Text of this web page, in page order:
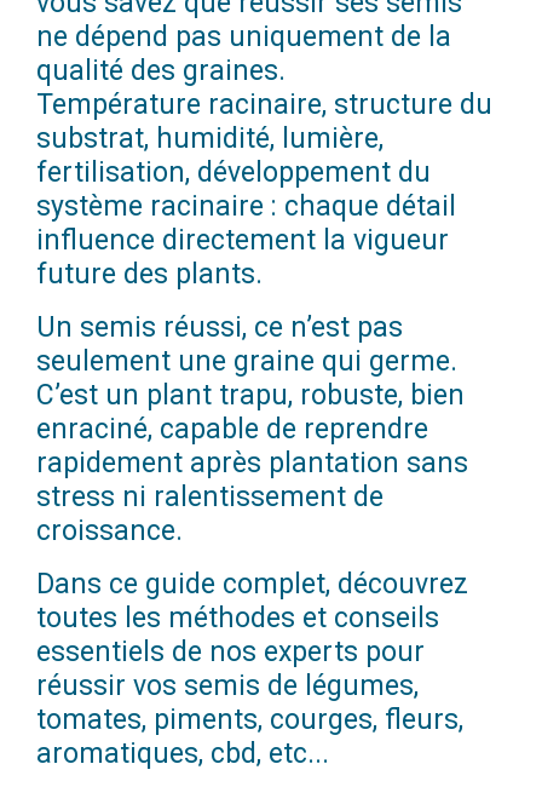
ne dépend pas uniquement de la
qualité des graines.
Température racinaire, structure du
substrat, humidité, lumière,
fertilisation, développement du
système racinaire : chaque détail
influence directement la vigueur
future des plants.
Un semis réussi, ce n’est pas
seulement une graine qui germe.
C’est un plant trapu, robuste, bien
enraciné, capable de reprendre
rapidement après plantation sans
stress ni ralentissement de
croissance.
Dans ce guide complet, découvrez
toutes les méthodes et conseils
essentiels de nos experts pour
réussir vos semis de légumes,
tomates, piments, courges, fleurs,
aromatiques, cbd, etc...